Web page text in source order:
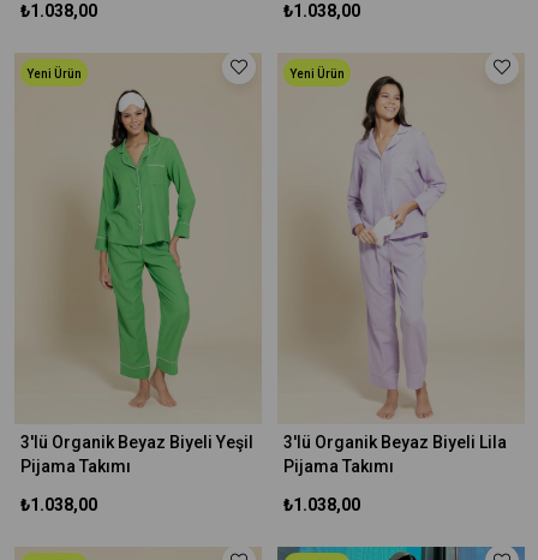
₺1.038,00 ₺1.038,00
3'lü Organik Beyaz Biyeli Yeşil
Pijama Takımı
Yeni Ürün
₺1.038,00
3'lü Organik Beyaz Biyeli Lila
Pijama Takımı
Yeni Ürün
₺1.038,00